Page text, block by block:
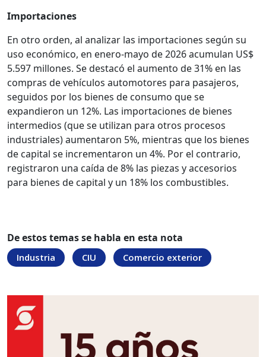
Importaciones
En otro orden, al analizar las importaciones según su
uso económico, en enero-mayo de 2026 acumulan US$
5.597 millones. Se destacó el aumento de 31% en las
compras de vehículos automotores para pasajeros,
seguidos por los bienes de consumo que se
expandieron un 12%. Las importaciones de bienes
intermedios (que se utilizan para otros procesos
industriales) aumentaron 5%, mientras que los bienes
de capital se incrementaron un 4%. Por el contrario,
registraron una caída de 8% las piezas y accesorios
para bienes de capital y un 18% los combustibles.
De estos temas se habla en esta nota
Industria CIU Comercio exterior